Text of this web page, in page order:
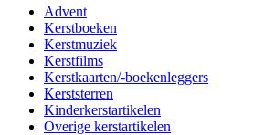
Advent
Kerstboeken
Kerstmuziek
Kerstfilms
Kerstkaarten/-boekenleggers
Kerststerren
Kinderkerstartikelen
Overige kerstartikelen